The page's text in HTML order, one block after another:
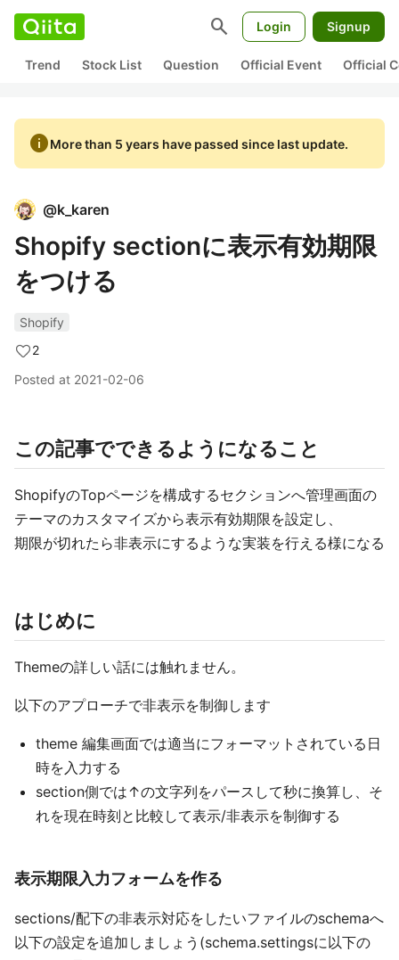
search Login Signup
Trend Stock List Question Official Event Official
infoMore than 5 years have passed since last update.
@k_karen
Shopify sectionに表示有効期限
をつける
Shopify
2
Posted at 2021-02-06
この記事でできるようになること
ShopifyのTopページを構成するセクションへ管理画面の
テーマのカスタマイズから表示有効期限を設定し、
期限が切れたら非表示にするような実装を行える様になる
はじめに
Themeの詳しい話には触れません。
以下のアプローチで非表示を制御します
theme 編集画面では適当にフォーマットされている日
時を入力する
section側では↑の文字列をパースして秒に換算し、そ
れを現在時刻と比較して表示/非表示を制御する
表示期限入力フォームを作る
sections/配下の非表示対応をしたいファイルのschemaへ
以下の設定を追加しましょう(schema.settingsに以下の